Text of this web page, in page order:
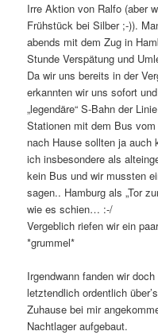
Irre Aktion von Ralfo (aber
Frühstück bei Silber ;-)).
abends mit dem Zug in
Stunde Verspätung und
Da wir uns bereits in der
erkannten wir uns sofort
„legendäre“ S-Bahn der
Stationen mit dem Bus
nach Hause sollten ja auch
ich insbesondere als
kein Bus und wir mussten
sagen.. Hamburg als „Tor
wie es schien… :-/
Vergeblich riefen wir ein
*grummel*
Irgendwann fanden wir
letztendlich ordentlich
Zuhause bei mir
Nachtlager aufgebaut.